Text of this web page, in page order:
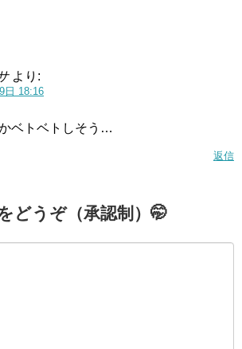
より:
日 18:16
ベトベトしそう…
返信
どうぞ（承認制）🤭